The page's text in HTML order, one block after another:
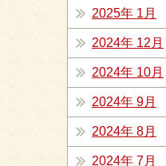
2025年 1月
2024年 12月
2024年 10月
2024年 9月
2024年 8月
2024年 7月